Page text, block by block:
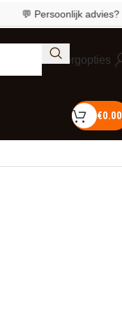
💬 Persoonlijk advies?Bel
Bezorgopties
€0.00